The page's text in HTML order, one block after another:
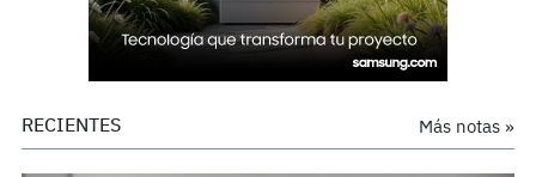
Más notas »
RECIENTES